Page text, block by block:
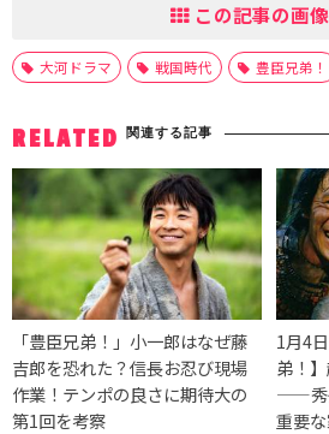
この記事の画
大河ドラマ 戦国時代 豊臣兄弟！
RELATED 関連する記事
「豊臣兄弟！」小一郎はなぜ藤
吉郎を恐れた？信長お忍び現場
作業！テンポの良さに期待大の
第1回を考察
1月4
弟！
——秀
重要